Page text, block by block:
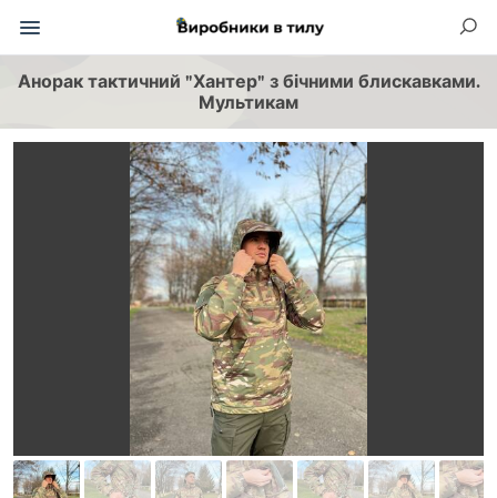
Анорак тактичний "Хантер" з бічними блискавками.
Мультикам